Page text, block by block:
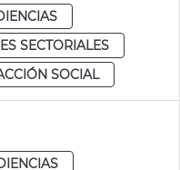
SECTORIALES
SOCIAL